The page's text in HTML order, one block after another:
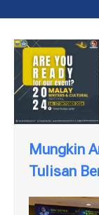
Mungkin
Tulisan